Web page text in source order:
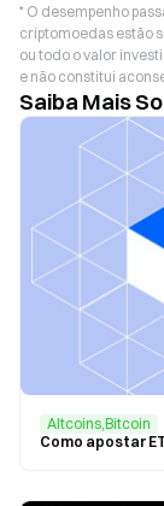
* O desempenho
criptomoedas estão
ou todo o valor
e não constitui
Saiba Mais
Altcoins,Bitcoin
Como apostar